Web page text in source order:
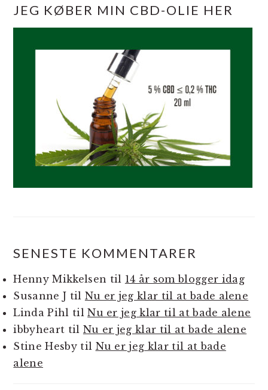
JEG KØBER MIN CBD-OLIE HER
SENESTE KOMMENTARER
Henny Mikkelsen til 14 år som blogger idag
Susanne J til Nu er jeg klar til at bade alene
Linda Pihl tilNu er jeg klar til at bade alene
ibbyheart til Nu er jeg klar til at bade alene
Stine Hesbytil Nu er jeg klar til at bade
alene